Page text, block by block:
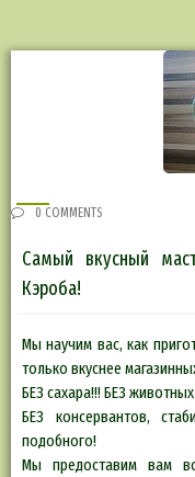
0 COMMENTS
Самый вкусный
Кэроба!
Мы научим вас, как
только вкуснее
БЕЗ сахара!!! БЕЗ
БЕЗ консервантов,
подобного!
Мы предоставим вам